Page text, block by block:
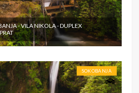
- VILA NIKOLA - DUPLEX
SOKOBANJA